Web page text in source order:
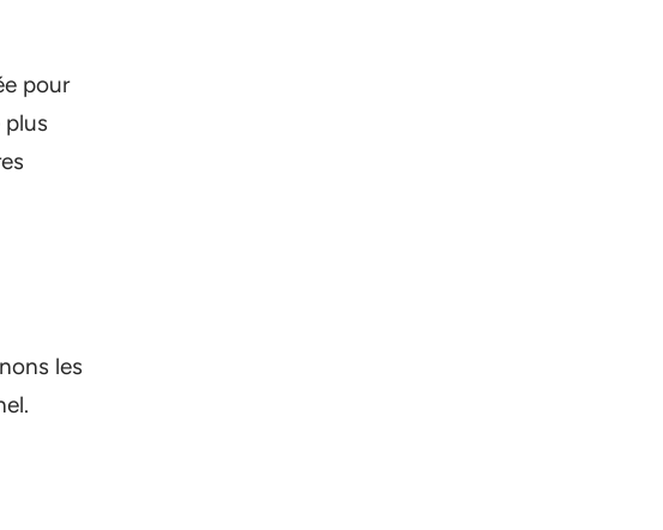
pour
plus
les